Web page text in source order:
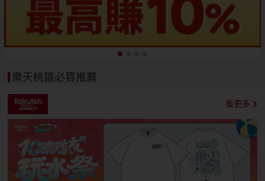
樂天桃猿必買推薦
看更多